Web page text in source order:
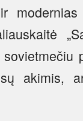
akimis,